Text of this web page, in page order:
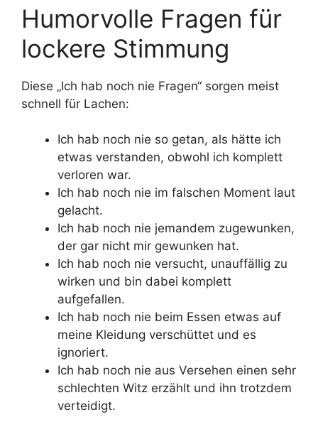
Humorvolle Fragen für
lockere Stimmung
Diese „Ich hab noch nie Fragen“ sorgen meist
schnell für Lachen:
Ich hab noch nie so getan, als hätte ich
etwas verstanden, obwohl ich komplett
verloren war.
Ich hab noch nie im falschen Moment laut
gelacht.
Ich hab noch nie jemandem zugewunken,
der gar nicht mir gewunken hat.
Ich hab noch nie versucht, unauffällig zu
wirken und bin dabei komplett
aufgefallen.
Ich hab noch nie beim Essen etwas auf
meine Kleidung verschüttet und es
ignoriert.
Ich hab noch nie aus Versehen einen sehr
schlechten Witz erzählt und ihn trotzdem
verteidigt.